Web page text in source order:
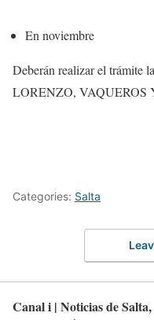
En noviembre
Deberán realizar el trámite
LORENZO, VAQUEROS
Categories: Salta
Canal i | Noticias de